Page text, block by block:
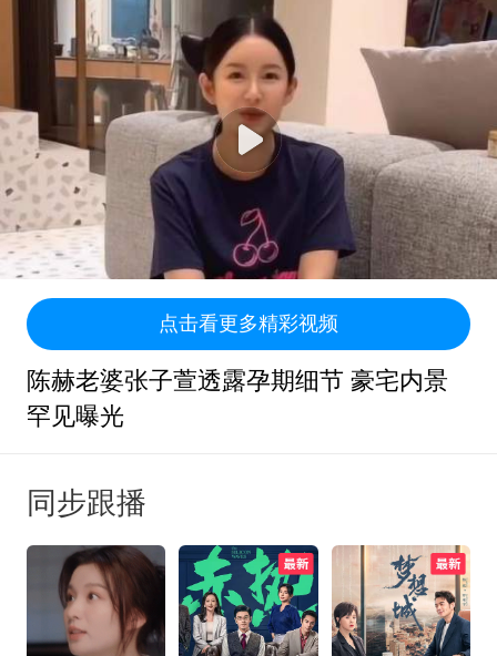
点击看更多精彩视频
陈赫老婆张子萱透露孕期细节 豪宅内景
罕见曝光
同步跟播